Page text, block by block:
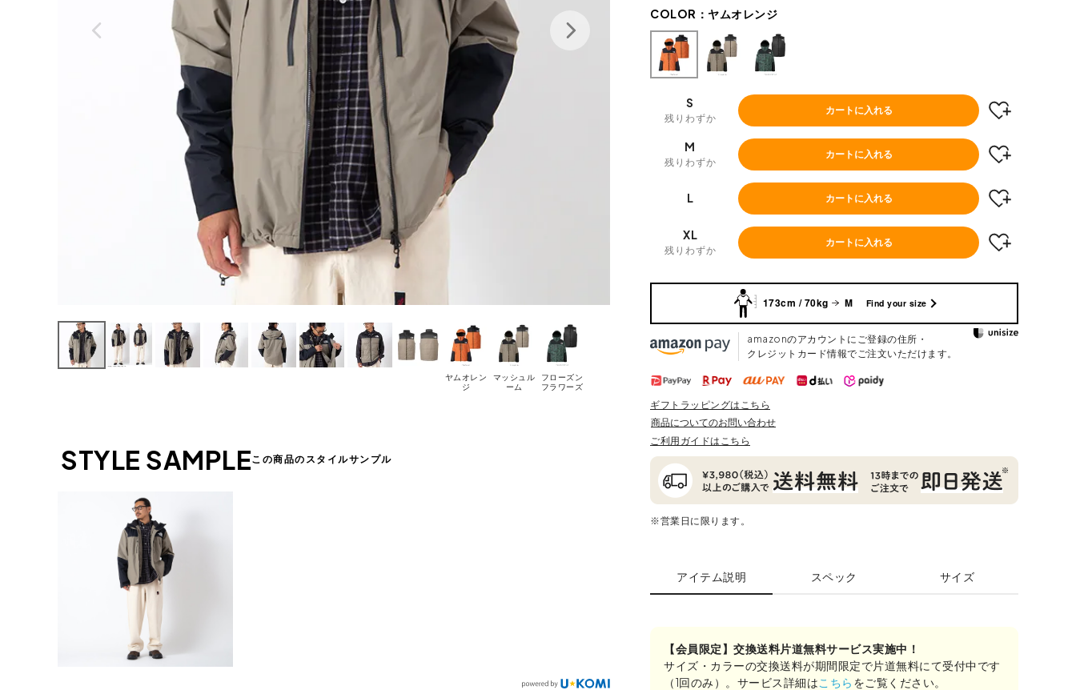
ヤムオレン
ジ
マッシュル
ーム
フローズン
フラワーズ
STYLE SAMPLEこの商品のスタイルサンプル
COLOR： ヤムオレンジ
S
残りわずか
カートに入れる
M
残りわずか
カートに入れる
L カートに入れる
XL
残りわずか
カートに入れる
173cm / 70kg M Find your size
amazonのアカウントにご登録の住所・
クレジットカード情報でご注文いただけます。
ギフトラッピングはこちら
商品についてのお問い合わせ
ご利用ガイドはこちら
※営業日に限ります。
アイテム説明 スペック サイズ
【会員限定】交換送料片道無料サービス実施中！
サイズ・カラーの交換送料が期間限定で片道無料にて受付中です
（1回のみ）。サービス詳細は こちら をご覧ください。